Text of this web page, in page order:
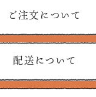
ご注文について
配送について